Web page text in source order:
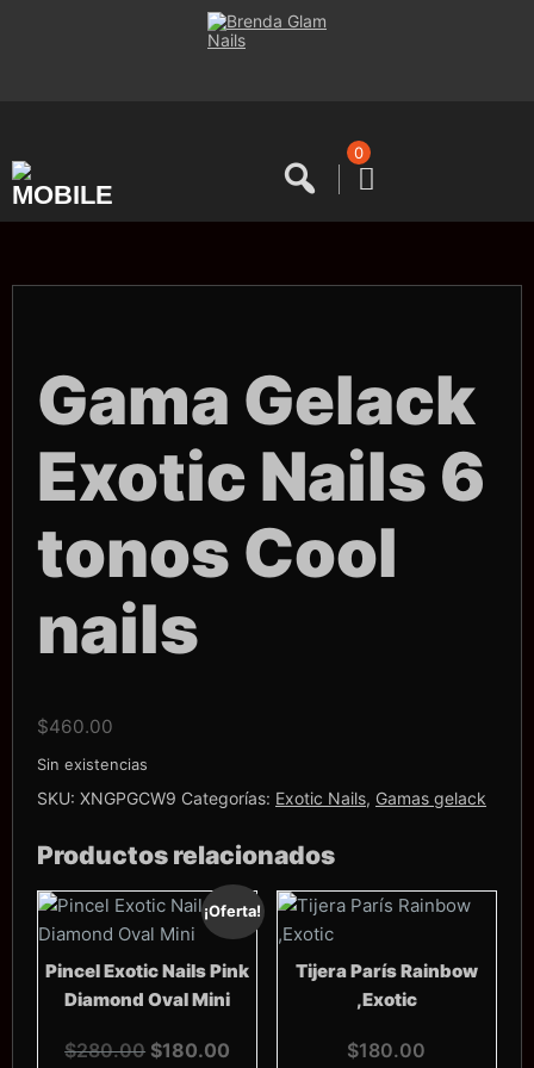
0
Gama Gelack
Exotic Nails 6
tonos Cool
nails
$460.00
Sin existencias
SKU: XNGPGCW9 Categorías: Exotic Nails, Gamas gelack
Productos relacionados
¡Oferta!
Pincel Exotic Nails Pink
Diamond Oval Mini
$280.00 El
$180.00
Tijera París Rainbow
,Exotic
$180.00